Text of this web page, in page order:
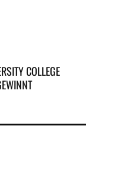
COLLEGE